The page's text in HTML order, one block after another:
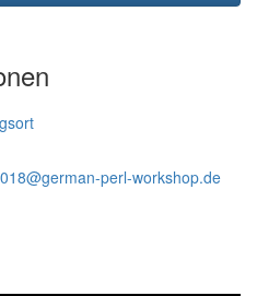
perl-workshop.de